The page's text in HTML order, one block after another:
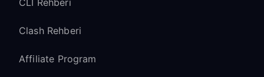
CLI Rehberi
Clash Rehberi
Affiliate Program